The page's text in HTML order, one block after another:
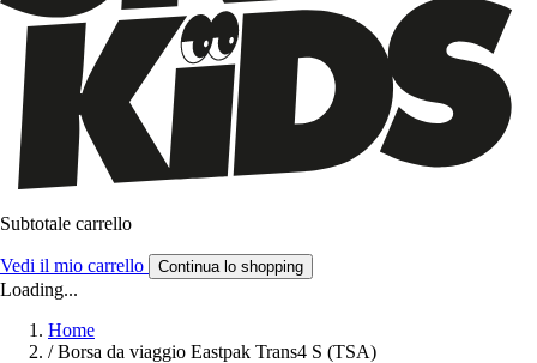
Subtotale carrello
Vedi il mio carrello Continua lo shopping
Loading...
Home
/ Borsa da viaggio Eastpak Trans4 S (TSA)